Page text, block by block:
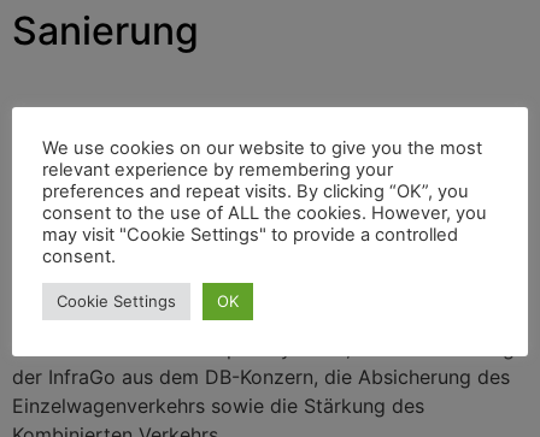
Sanierung
Am 14. Januar 2025 fand in Hamburg das 15. VPI-
Symposium des Verbands der Güterwagenhalter in
Deutschland statt. Als „größten Painpoint der Branche“
bezeichnete der Vorsitzende VPI Malte Lawrenz den
schlechten Zustand der Eisenbahn-Infrastruktur. Vor den
250 Teilnehmenden benannte der VPI-Vorsitzende
weitere zentrale Handlungsfelder: die Sicherung der
Innovationsförderung für Projekte wie ETCS und DAK,
der InfraGo aus dem DB-Konzern, die Absicherung des
Einzelwagenverkehrs sowie die Stärkung des
We use cookies on our website to give you the most
relevant experience by remembering your
preferences and repeat visits. By clicking “OK”, you
consent to the use of ALL the cookies. However, you
may visit "Cookie Settings" to provide a controlled
consent.
Cookie Settings OK